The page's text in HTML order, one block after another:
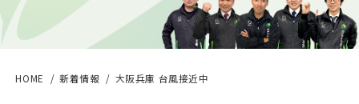
HOME 新着情報 大阪兵庫 台風接近中